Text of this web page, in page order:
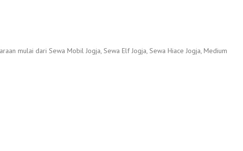
mulai dari Sewa Mobil Jogja, Sewa Elf Jogja, Sewa Hiace Jogja, Medium